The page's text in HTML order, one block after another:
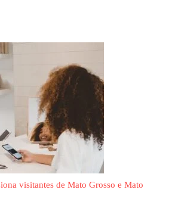
visitantes de Mato Grosso e Mato